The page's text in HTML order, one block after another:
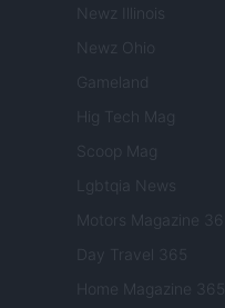
Newz Illinois
Newz Ohio
Gameland
Hig Tech Mag
Scoop Mag
Lgbtqia News
Motors Magazine 365
Day Travel 365
Home Magazine 365